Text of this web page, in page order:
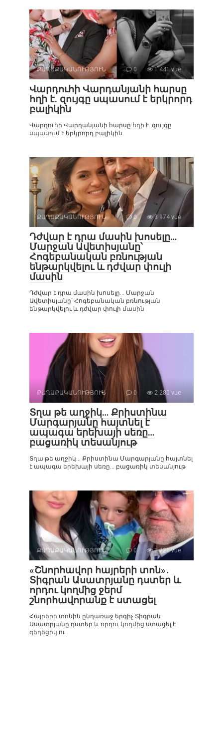
ՔԱՂԱՔԱԿԱՆՈՒԹՅՈՒՆ 0 1 441 vue
Վարդուհի Վարդանյանի հարսը
հղի է. զույգը սպասում է երկրորդ
բալիկին
Վարդուհի Վարդանյանի հարսը հղի է. զույգը
սպասում է երկրորդ բալիկին
ՔԱՂԱՔԱԿԱՆՈՒԹՅՈՒՆ 0 3 974 vue
Դժվար է դրա մասին խոսելը…
Մարջան Ավետիսյանը՝
Հոգեբանական բռնության
ենթարկվելու և դժվար փուլի
մասին
Դժվար է դրա մասին խոսելը… Մարջան
Ավետիսյանը՝ Հոգեբանական բռնության
ենթարկվելու և դժվար փուլի մասին
ՔԱՂԱՔԱԿԱՆՈՒԹՅՈՒՆ 0 2 280 vue
Տղա թե աղջիկ… Քրիստինա
Մարգարյանը հայտնել է
ապագա երեխայի սեռը…
բացառիկ տեսանյութ
Տղա թե աղջիկ… Քրիստինա Մարգարյանը հայտնել
է ապագա երեխայի սեռը… բացառիկ տեսանյութ
ՔԱՂԱՔԱԿԱՆՈՒԹՅՈՒՆ 0 1 721 vue
«Շնորհավոր հայրերի տոն»․
Տիգրան Ասատրյանը դստեր և
որդու կողմից ջերմ
շնորհավորանք է ստացել
Հայրերի տոնին ընդառաջ երգիչ Տիգրան
Ասատրյանը դստեր և որդու կողմից ստացել է
գեղեցիկ ու